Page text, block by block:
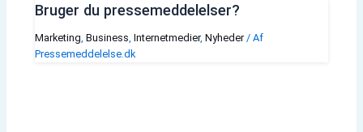
Bruger du pressemeddelelser?
Marketing Business Internetmedier, Nyheder/ Af
Pressemeddelelse.dk